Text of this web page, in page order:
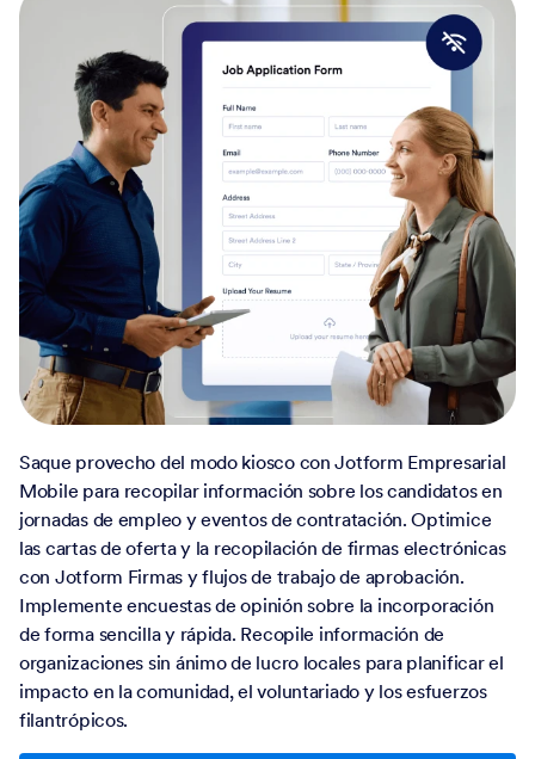
Saque provecho del modo kiosco con Jotform Empresarial
Mobile para recopilar información sobre los candidatos en
jornadas de empleo y eventos de contratación. Optimice
las cartas de oferta y la recopilación de firmas electrónicas
con Jotform Firmas y flujos de trabajo de aprobación.
Implemente encuestas de opinión sobre la incorporación
de forma sencilla y rápida. Recopile información de
organizaciones sin ánimo de lucro locales para planificar el
impacto en la comunidad, el voluntariado y los esfuerzos
filantrópicos.